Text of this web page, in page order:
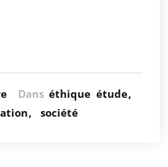
Dans éthique étude
société